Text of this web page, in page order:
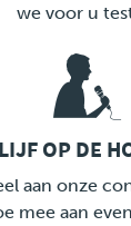
we voor u
OP DE
aan onze
mee aan